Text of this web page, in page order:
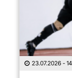
23.07.2026 -